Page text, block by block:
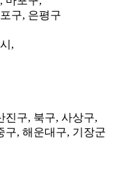
구, 은평구
,
진구, 북구, 사상구,
구, 해운대구, 기장군